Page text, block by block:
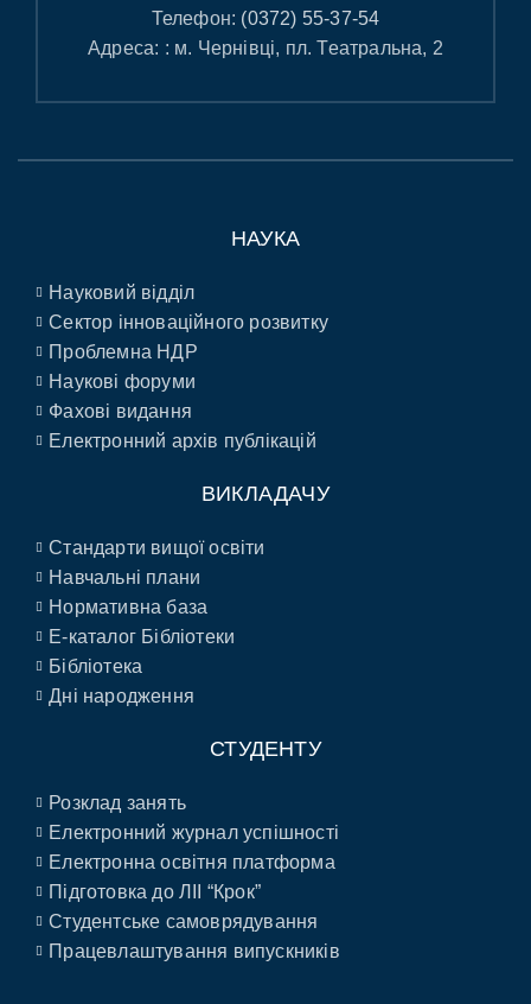
Телефон: (0372) 55-37-54
Адреса: : м. Чернівці, пл. Театральна, 2
НАУКА
Науковий відділ
Сектор інноваційного розвитку
Проблемна НДР
Наукові форуми
Фахові видання
Електронний архів публікацій
ВИКЛАДАЧУ
Стандарти вищої освіти
Навчальні плани
Нормативна база
E-каталог Бібліотеки
Бібліотека
Дні народження
СТУДЕНТУ
Розклад занять
Електронний журнал успішності
Електронна освітня платформа
Підготовка до ЛІІ “Крок”
Студентське самоврядування
Працевлаштування випускників